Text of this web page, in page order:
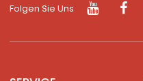
Folgen Sie Uns